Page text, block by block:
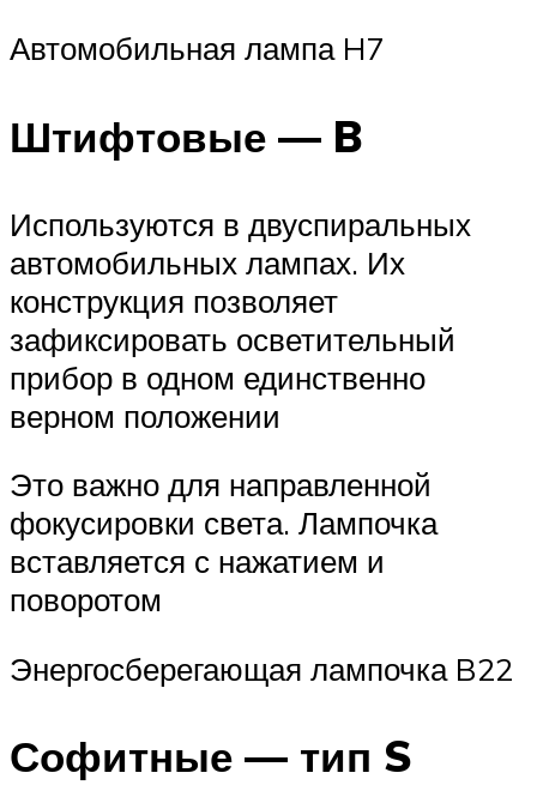
Автомобильная лампа H7
Штифтовые — B
Используются в двуспиральных
автомобильных лампах. Их
конструкция позволяет
зафиксировать осветительный
прибор в одном единственно
верном положении
Это важно для направленной
фокусировки света. Лампочка
вставляется с нажатием и
поворотом
Энергосберегающая лампочка B22
Софитные — тип S